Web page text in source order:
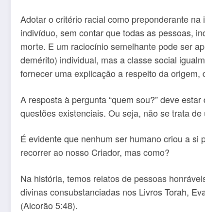
Adotar o critério racial como preponderante
indivíduo, sem contar que todas as pessoas,
morte. E um raciocínio semelhante pode ser
demérito) individual, mas a classe social
fornecer uma explicação a respeito da
A resposta à pergunta “quem sou?” deve
questões existenciais. Ou seja, não se trata
É evidente que nenhum ser humano criou a
recorrer ao nosso Criador, mas como?
Na história, temos relatos de pessoas
divinas consubstanciadas nos Livros Torah,
(Alcorão 5:48).